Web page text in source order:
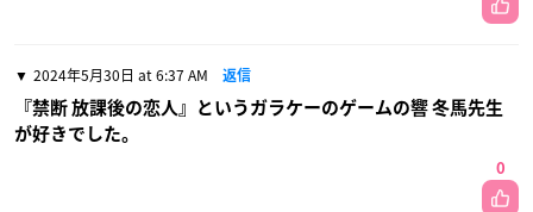
2024年5月30日 at 6:37 AM 返信
『禁断 放課後の恋人』というガラケーのゲームの響 冬馬先生
が好きでした。
0